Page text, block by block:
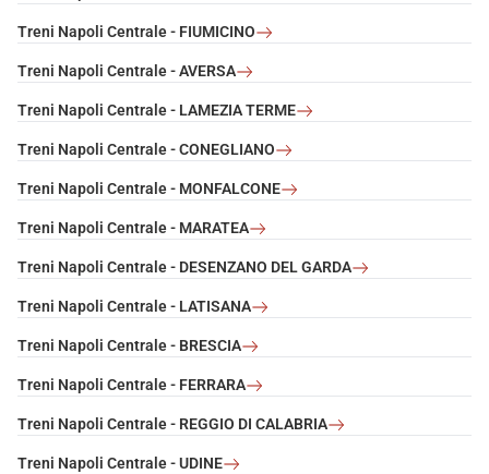
Treni Napoli Centrale - FIUMICINO
Treni Napoli Centrale - AVERSA
Treni Napoli Centrale - LAMEZIA TERME
Treni Napoli Centrale - CONEGLIANO
Treni Napoli Centrale - MONFALCONE
Treni Napoli Centrale - MARATEA
Treni Napoli Centrale - DESENZANO DEL GARDA
Treni Napoli Centrale - LATISANA
Treni Napoli Centrale - BRESCIA
Treni Napoli Centrale - FERRARA
Treni Napoli Centrale - REGGIO DI CALABRIA
Treni Napoli Centrale - UDINE